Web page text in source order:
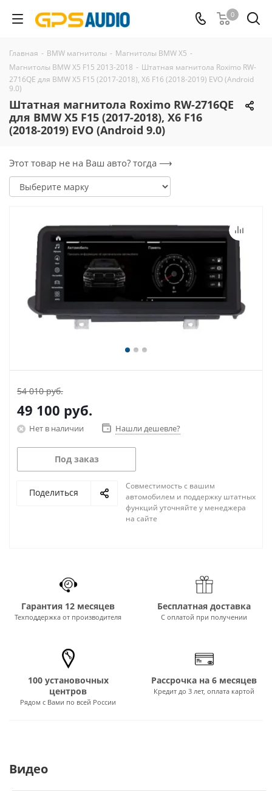
0
Главная - BMW магнитолы - Магнитолы BMW X5 -
Магнитолы BMW X5 F15 2013-2018 - Штатная магнитола Roximo RW-
2716QE для BMW X5 F15 (2017-2018), X6 F16 (2018-2019) EVO (Android
9.0)
Штатная магнитола Roximo RW-2716QE
для BMW X5 F15 (2017-2018), X6 F16
(2018-2019) EVO (Android 9.0)
Этот товар не на Ваш авто? тогда ⟶
54 010 руб.
49 100 руб.
Нет в наличии Нашли дешевле?
Под заказ
Поделиться
Совместимость с вашим
автомобилем и поддержку штатных
функций уточняйте у менеджера
на сайте
Гарантия 12 месяцев
Техподдержка от производителя
Бесплатная доставка
С оплатой при получении
100 установочных
центров
Рядом с Вами по всей России
Рассрочка на 6 месяцев
Кредит до 3 лет, оплата картой
Видео